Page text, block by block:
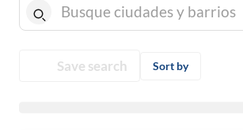
Save search Sort by